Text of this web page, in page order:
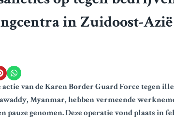
in Zuidoost-Azië
actie van de Karen Border Guard Force tegen
Myanmar, hebben vermeende
pauze genomen. Deze operatie vond plaats in